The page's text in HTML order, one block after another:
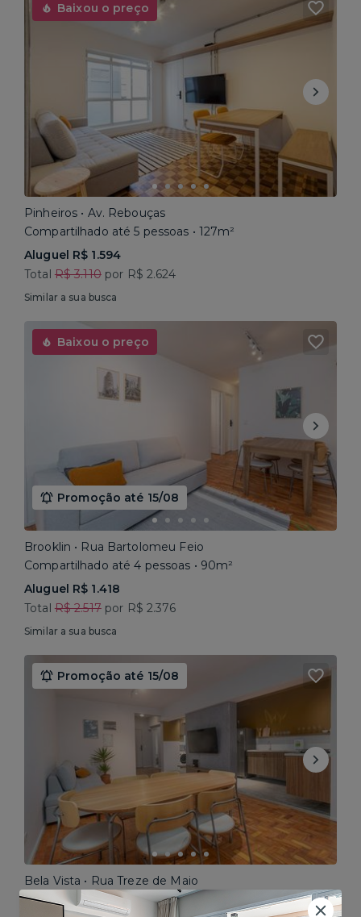
Baixou o preço
Pinheiros • Av. Rebouças
Compartilhado até 5 pessoas • 127m²
Aluguel R$ 1.594
Total R$ 3.110por R$ 2.624
Similar a sua busca
Baixou o preço
Promoção até 15/08
Brooklin • Rua Bartolomeu Feio
Compartilhado até 4 pessoas • 90m²
Aluguel R$ 1.418
Total R$ 2.517por R$ 2.376
Similar a sua busca
Promoção até 15/08
Bela Vista • Rua Treze de Maio
Compartilhado até 5 pessoas • 160m²